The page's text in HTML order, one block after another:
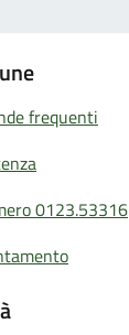
frequenti
0123.53316